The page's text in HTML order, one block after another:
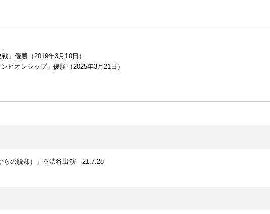
」優勝（2019年3月10日）
ピオンシップ」優勝（2025年3月21日）
らの脱却）」※渋谷出演 21.7.28